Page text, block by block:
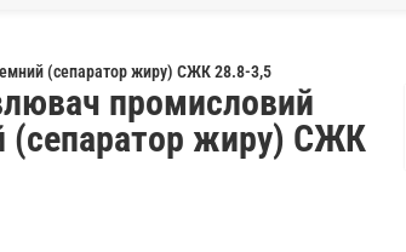
(сепаратор жиру) СЖК 28.8-3,5
промисловий
(сепаратор жиру) СЖК